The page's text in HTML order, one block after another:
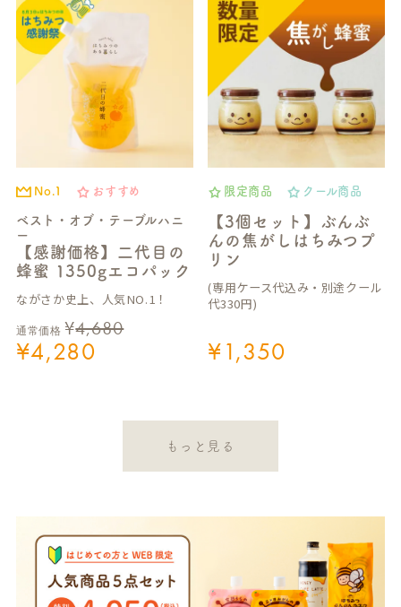
No.1 おすすめ
ベスト・オブ・テーブルハニ
ー
【感謝価格】二代目の
蜂蜜 1350gエコパック
ながさか史上、人気NO.1！
通常価格 ¥4,680
¥4,280
限定商品 クール商品
【3個セット】ぶんぶ
んの焦がしはちみつプ
リン
(専用ケース代込み・別途クール
代330円)
¥1,350
もっと見る